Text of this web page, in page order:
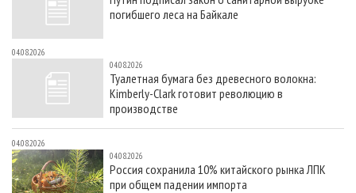
погибшего леса на Байкале
04.08.2026
04.08.2026
Туалетная бумага без древесного волокна:
Kimberly-Clark готовит революцию в
производстве
04.08.2026
04.08.2026
Россия сохранила 10% китайского рынка ЛПК
при общем падении импорта